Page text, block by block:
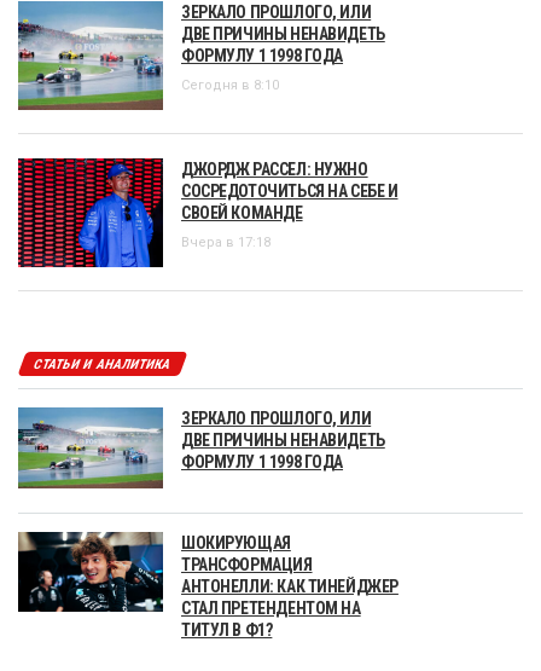
ЗЕРКАЛО ПРОШЛОГО, ИЛИ
ДВЕ ПРИЧИНЫ НЕНАВИДЕТЬ
ФОРМУЛУ 1 1998 ГОДА
Сегодня в 8:10
ДЖОРДЖ РАССЕЛ: НУЖНО
СОСРЕДОТОЧИТЬСЯ НА СЕБЕ И
СВОЕЙ КОМАНДЕ
Вчера в 17:18
СТАТЬИ И АНАЛИТИКА
ЗЕРКАЛО ПРОШЛОГО, ИЛИ
ДВЕ ПРИЧИНЫ НЕНАВИДЕТЬ
ФОРМУЛУ 1 1998 ГОДА
ШОКИРУЮЩАЯ
ТРАНСФОРМАЦИЯ
АНТОНЕЛЛИ: КАК ТИНЕЙДЖЕР
СТАЛ ПРЕТЕНДЕНТОМ НА
ТИТУЛ В Ф1?